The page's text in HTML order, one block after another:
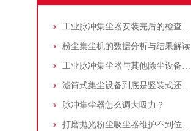
工业脉冲集尘器安装完后的检查工作详解
粉尘集尘机的数据分析与结果解读
工业脉冲集尘器与其他除尘设备的比较
滤筒式集尘设备到底是竖装式还是横装式？
脉冲集尘器怎么调大吸力？
打磨抛光粉尘吸尘器维护不到位，那是你没有注意这些而已！